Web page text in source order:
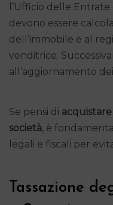
l’Ufficio delle
devono essere
dell’immobile e al
venditrice.
all’aggiornamento
Se pensi di
società, è
legali e fiscali per
Tassazione